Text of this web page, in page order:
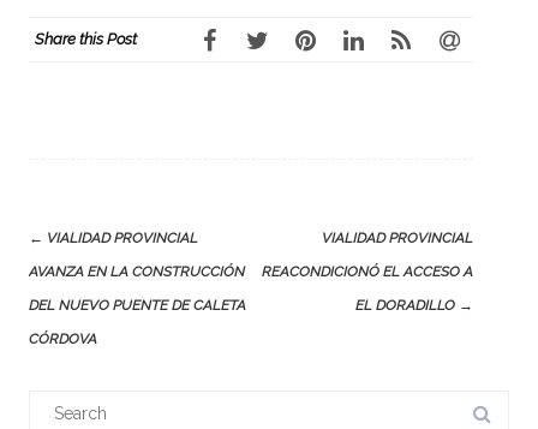
Share this Post
Post
navigation
← VIALIDAD PROVINCIAL
AVANZA EN LA CONSTRUCCIÓN
DEL NUEVO PUENTE DE CALETA
CÓRDOVA
VIALIDAD PROVINCIAL
REACONDICIONÓ EL ACCESO A
EL DORADILLO →